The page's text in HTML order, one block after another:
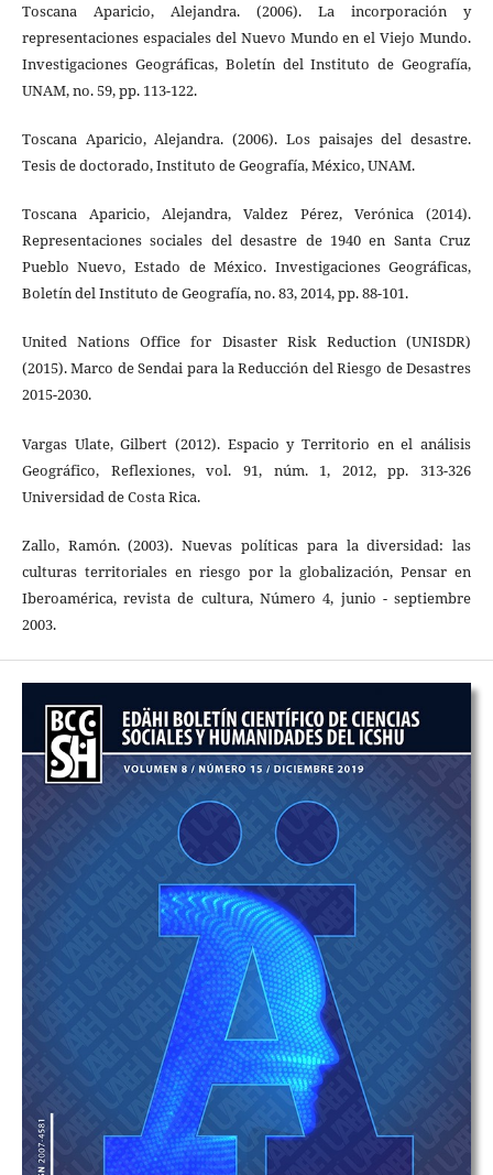
Toscana Aparicio, Alejandra. (2006). La incorporación y
representaciones espaciales del Nuevo Mundo en el Viejo Mundo.
Investigaciones Geográficas, Boletín del Instituto de Geografía,
UNAM, no. 59, pp. 113-122.
Toscana Aparicio, Alejandra. (2006). Los paisajes del desastre.
Tesis de doctorado, Instituto de Geografía, México, UNAM.
Toscana Aparicio, Alejandra, Valdez Pérez, Verónica (2014).
Representaciones sociales del desastre de 1940 en Santa Cruz
Pueblo Nuevo, Estado de México. Investigaciones Geográficas,
Boletín del Instituto de Geografía, no. 83, 2014, pp. 88-101.
United Nations Office for Disaster Risk Reduction (UNISDR)
(2015). Marco de Sendai para la Reducción del Riesgo de Desastres
2015-2030.
Vargas Ulate, Gilbert (2012). Espacio y Territorio en el análisis
Geográfico, Reflexiones, vol. 91, núm. 1, 2012, pp. 313-326
Universidad de Costa Rica.
Zallo, Ramón. (2003). Nuevas políticas para la diversidad: las
culturas territoriales en riesgo por la globalización, Pensar en
Iberoamérica, revista de cultura, Número 4, junio - septiembre
2003.